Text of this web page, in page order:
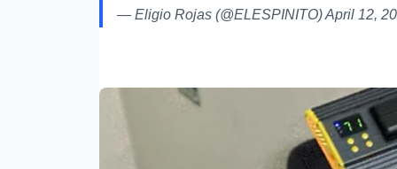
— Eligio Rojas (@ELESPINITO)April 12,